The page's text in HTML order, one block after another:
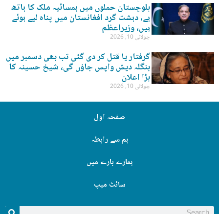
بلوچستان حملوں میں ہمسائیہ ملک کا ہاتھ
ہے، دہشت گرد افغانستان میں پناہ لیے ہوئے
ہیں، وزیراعظم
جولائی 10, 2026
گرفتار یا قتل کر دی گئی تب بھی دسمبر میں
بنگلہ دیش واپس جاؤں گی، شیخ حسینہ کا
بڑا اعلان
جولائی 10, 2026
صفحہ اول
ہم سے رابطہ
ہمارے بارے میں
سائٹ میپ